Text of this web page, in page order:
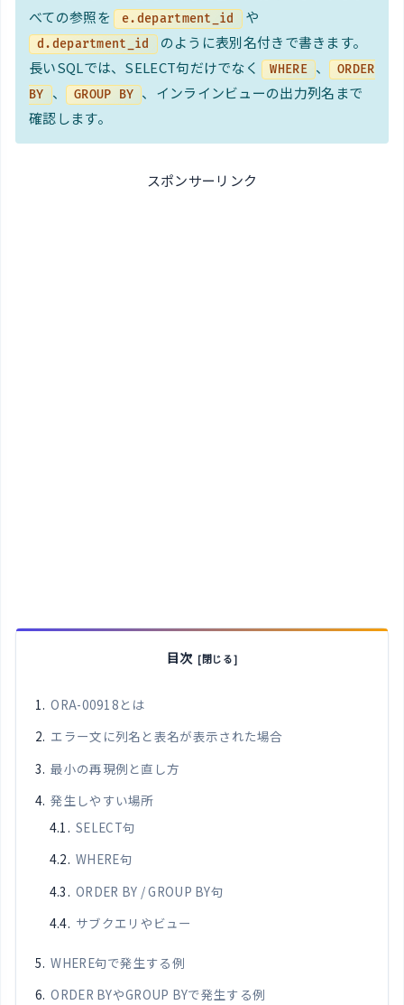
べての参照を
e.department_id や
d.department_id
のように表別名付きで書きます。
長いSQLでは、SELECT句だけでなく WHERE 、 ORDER
BY
、 GROUP BY
、インラインビューの出力列名まで
確認します。
スポンサーリンク
目次
ORA-00918とは
エラー文に列名と表名が表示された場合
最小の再現例と直し方
発生しやすい場所
SELECT句
WHERE句
ORDER BY / GROUP BY句
サブクエリやビュー
WHERE句で発生する例
ORDER BYやGROUP BYで発生する例